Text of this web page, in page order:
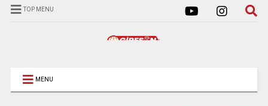
TOP MENU
MENU